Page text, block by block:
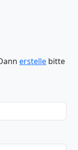
erstelle bitte